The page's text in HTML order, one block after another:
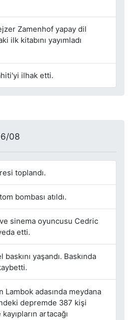
Zamenhof yapay dil
ilk kitabını yayımladı
ilhak etti.
08
toplandı.
bombası atıldı.
sinema oyuncusu Cedric
etti.
baskını yaşandı. Baskında
Lambok adasında meydana
depremde 387 kişi
artacağı